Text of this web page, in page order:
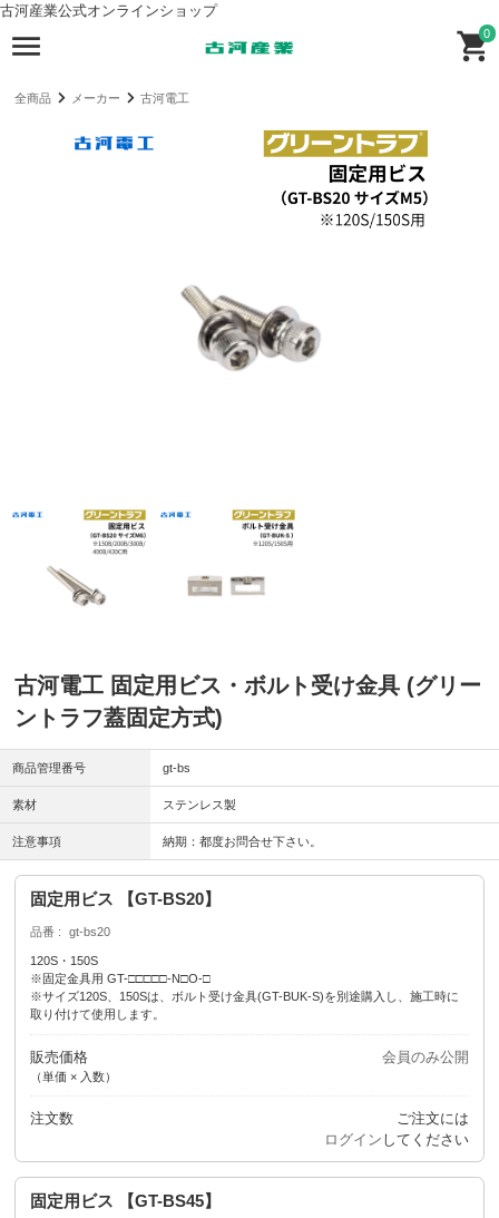
古河産業公式オンラインショップ
0
全商品 メーカー 古河電工
古河電工 固定用ビス・ボルト受け金具 (グリー
ントラフ蓋固定方式)
商品管理番号 gt-bs
素材 ステンレス製
注意事項 納期：都度お問合せ下さい。
固定用ビス 【GT-BS20】
品番 gt-bs20
120S・150S
※固定金具用 GT-□□□□□-N□O-□
※サイズ120S、150Sは、ボルト受け金具(GT-BUK-S)を別途購入し、施工時に
取り付けて使用します。
販売価格
（単価 × 入数）
会員のみ公開
注文数
ご注文には
ログイン してください
固定用ビス 【GT-BS45】